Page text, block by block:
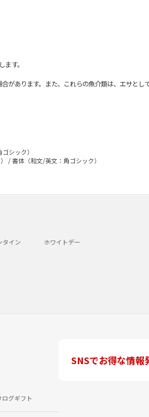
す。
あります。また、これらの魚介類は、エサとし
シック）
/ 書体（和文/英文：角ゴシック）
タイン ホワイトデー
グギフト
SNSでお得な情報